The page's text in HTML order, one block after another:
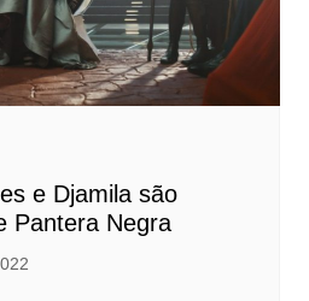
e Djamila são
Pantera Negra